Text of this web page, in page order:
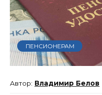
ПЕНСИОНЕРАМ
Владимир Белов